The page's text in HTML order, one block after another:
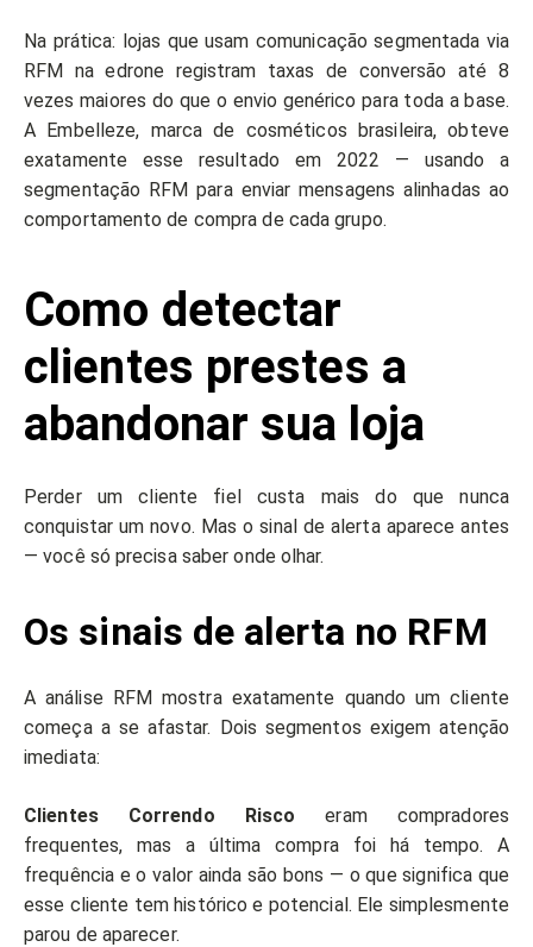
Na prática: lojas que usam comunicação segmentada via
RFM na edrone registram taxas de conversão até 8
vezes maiores do que o envio genérico para toda a base.
A Embelleze, marca de cosméticos brasileira, obteve
exatamente esse resultado em 2022 — usando a
segmentação RFM para enviar mensagens alinhadas ao
comportamento de compra de cada grupo.
Como detectar
clientes prestes a
abandonar sua loja
Perder um cliente fiel custa mais do que nunca
conquistar um novo. Mas o sinal de alerta aparece antes
— você só precisa saber onde olhar.
Os sinais de alerta no RFM
A análise RFM mostra exatamente quando um cliente
começa a se afastar. Dois segmentos exigem atenção
imediata:
Clientes Correndo Risco eram compradores
frequentes, mas a última compra foi há tempo. A
frequência e o valor ainda são bons — o que significa que
esse cliente tem histórico e potencial. Ele simplesmente
parou de aparecer.